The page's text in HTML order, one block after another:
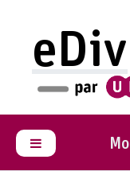
eDiv
Panneau latéral
Vous êtes ici :
Vous êtes